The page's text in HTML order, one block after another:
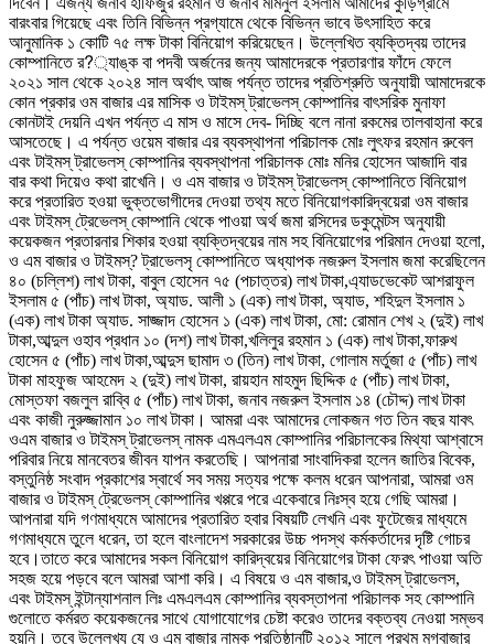
বারংবার গিয়েছে এবং তিনি বিভিন্ন প্রগ্যামে থেকে বিভিন্ন ভাবে উৎসাহিত করে
আনুমানিক ১ কোটি ৭৫ লক্ষ টাকা বিনিয়োগ করিয়েছেন। উল্লেখিত ব্যক্তিদ্বয় তাদের
কোম্পানিতে র?্যাঙ্ক বা পদবী অর্জনের জন্য আমাদেরকে প্রতারণার ফাঁদে ফেলে
২০২১ সাল থেকে ২০২৪ সাল অর্থাৎ আজ পর্যন্ত তাদের প্রতিশ্রুতি অনুযায়ী আমাদেরকে
কোন প্রকার ওম বাজার এর মাসিক ও টাইমস্ ট্রাভেলস্ কোম্পানির বাৎসরিক মুনাফা
কোনটাই দেয়নি এখন পর্যন্ত এ মাস ও মাসে দেব- দিচ্ছি বলে নানা রকমের তালবাহানা করে
আসতেছে। এ পর্যন্ত ওয়েম বাজার এর ব্যবস্থাপনা পরিচালক মোঃ লুৎফর রহমান রুবেল
এবং টাইমস্ ট্রাভেলস্ কোম্পানির ব্যবস্থাপনা পরিচালক মোঃ মনির হোসেন আজাদি বার
বার কথা দিয়েও কথা রাখেনি। ও এম বাজার ও টাইমস্ ট্রাভেলস্ কোম্পানিতে বিনিয়োগ
করে প্রতারিত হওয়া ভুক্তভোগীদের দেওয়া তথ্য মতে বিনিয়োগকারিদ্বয়েরা ওম বাজার
এবং টাইমস্ ট্রেভেলস্ কোম্পানি থেকে পাওয়া অর্থ জমা রসিদের ডকুমেন্টস অনুযায়ী
কয়েকজন প্রতারনার শিকার হওয়া ব্যক্তিদ্বয়ের নাম সহ বিনিয়োগের পরিমান দেওয়া হলো,
ও এম বাজার ও টাইমস্? ট্রাভেলসৃ কোম্পানিতে অধ্যাপক নজরুল ইসলাম জমা করেছিলেন
৪০ (চল্লিশ) লাখ টাকা, বাবুল হোসেন ৭৫ (পচাত্তর) লাখ টাকা,এ্যাডভেকেট আশরাফুল
ইসলাম ৫ (পাঁচ) লাখ টাকা, অ্যাড. আলী ১ (এক) লাখ টাকা, অ্যাড, শহিদুল ইসলাম ১
(এক) লাখ টাকা অ্যাড. সাজ্জাদ হোসেন ১ (এক) লাখ টাকা, মো: রোমান শেখ ২ (দুই) লাখ
টাকা,আব্দুল ওহাব প্রধান ১০ (দশ) লাখ টাকা,খলিলুর রহমান ১ (এক) লাখ টাকা,ফারুখ
হোসেন ৫ (পাঁচ) লাখ টাকা,আব্দুস ছামাদ ৩ (তিন) লাখ টাকা, গোলাম মর্তুজা ৫ (পাঁচ) লাখ
টাকা মাহফুজ আহমেদ ২ (দুই) লাখ টাকা, রায়হান মাহমুদ ছিদ্দিক ৫ (পাঁচ) লাখ টাকা,
মোস্তফা বজলুল রাব্বি ৫ (পাঁচ) লাখ টাকা, জনাব নজরুল ইসলাম ১৪ (চৌদ্দ) লাখ টাকা
এবং কাজী নুরুজ্জামান ১০ লাখ টাকা। আমরা এবং আমাদের লোকজন গত তিন বছর যাবৎ
ওএম বাজার ও টাইমস্ ট্রাভেলস্ নামক এমএলএম কোম্পানির পরিচালকের মিথ্যা আশ্বাসে
পরিবার নিয়ে মানবেতর জীবন যাপন করতেছি। আপনারা সাংবাদিকরা হলেন জাতির বিবেক,
বস্তুনিষ্ঠ সংবাদ প্রকাশের স্বার্থে সব সময় সত্যর পক্ষে কলম ধরেন আপনারা, আমরা ওম
বাজার ও টাইমস্ ট্রেভেলস্ কোম্পানির খপ্পরে পরে একেবারে নিঃস্ব হয়ে গেছি আমরা।
আপনারা যদি গণমাধ্যমে আমাদের প্রতারিত হবার বিষয়টি লেখনি এবং ফুটেজের মাধ্যমে
গণমাধ্যমে তুলে ধরেন, তা হলে বাংলাদেশ সরকারের উচ্চ পদস্থ কর্মকর্তাদের দৃষ্টি গোচর
হবে।তাতে করে আমাদের সকল বিনিয়োগ কারিদ্বয়ের বিনিয়োগের টাকা ফেরৎ পাওয়া অতি
সহজ হয়ে পড়বে বলে আমরা আশা করি। এ বিষয়ে ও এম বাজার,ও টাইমস্ ট্রাভেলস,
এবং টাইমস্ ইন্টান্যাশনাল লিঃ এমএলএম কোম্পানির ব্যবস্তাপনা পরিচালক সহ কোম্পানি
গুলোতে কর্মরত কয়েকজনের সাথে যোগাযোগের চেষ্টা করেও তাদের বক্তব্য নেওয়া সম্ভব
হয়নি। তবে উল্লেখ্য যে ও এম বাজার নামক প্রতিষ্ঠানটি ২০১২ সালে প্রথম মগবাজার